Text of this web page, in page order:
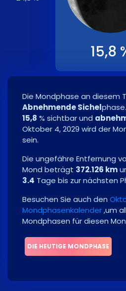
15,8
Die Mondphase an diesem
Abnehmende Sichel
15,8 % sichtbar und
Oktober 4, 2029 wird der
sein.
Die ungefähre Entfernung
Mond beträgt 372.126 km
3.4 Tage bis zur nächsten
Besuchen Sie auch den
Mondphasenkalender,um
Mondphasen für diesen
DIE HEUTIGE MONDPHASE